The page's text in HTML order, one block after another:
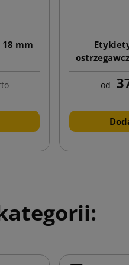
18 mm
od